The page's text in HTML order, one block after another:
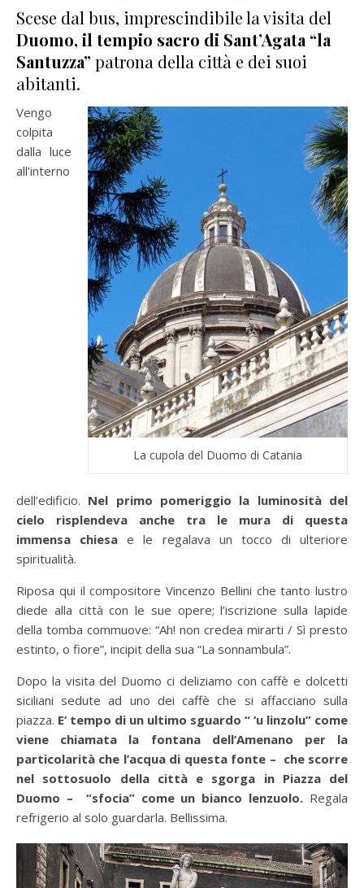
Scese dal bus, imprescindibile la visita del
Duomo, il tempio sacro di Sant’Agata “la
Santuzza” patrona della città e dei suoi
abitanti.
La cupola del Duomo di Catania
Vengo
colpita
dalla luce
all’interno
dell’edificio. Nel primo pomeriggio la luminosità del
cielo risplendeva anche tra le mura di questa
immensa chiesa e le regalava un tocco di ulteriore
spiritualità.
Riposa qui il compositore Vincenzo Bellini che tanto lustro
diede alla città con le sue opere; l’iscrizione sulla lapide
della tomba commuove: “Ah! non credea mirarti / Sì presto
estinto, o fiore”, incipit della sua “La sonnambula”.
Dopo la visita del Duomo ci deliziamo con caffè e dolcetti
siciliani sedute ad uno dei caffè che si affacciano sulla
piazza. E’ tempo di un ultimo sguardo “ ‘u linzolu” come
viene chiamata la fontana dell’Amenano per la
particolarità che l’acqua di questa fonte – che scorre
nel sottosuolo della città e sgorga in Piazza del
Duomo – “sfocia” come un bianco lenzuolo. Regala
refrigerio al solo guardarla. Bellissima.